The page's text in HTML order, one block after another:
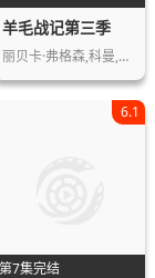
羊毛战记第三季
丽贝卡·弗格森,科曼,哈丽特·瓦尔特,…
第7集完结
6.1